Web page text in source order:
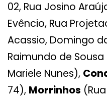
02, Rua Josino
Evêncio, Rua
Acassio, Domingo
Raimundo de
Mariele Nunes),
74), Morrinhos